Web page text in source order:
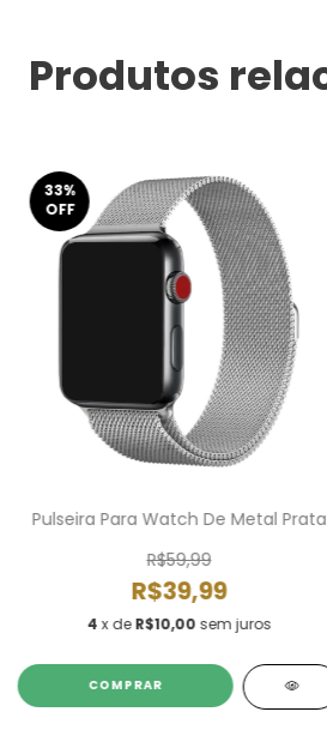
Produtos
33%
OFF
Pulseira Para Watch De Metal Prata
R$59,99
R$39,99
4x deR$10,00 sem juros
COMPRAR